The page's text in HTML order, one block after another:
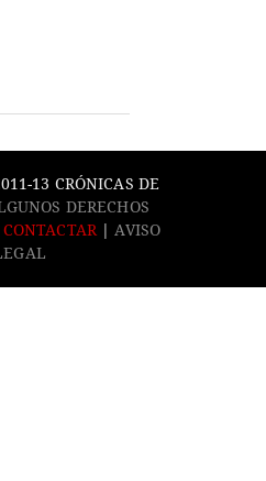
13 CRÓNICAS DE
DERECHOS
CONTACTAR
AVISO